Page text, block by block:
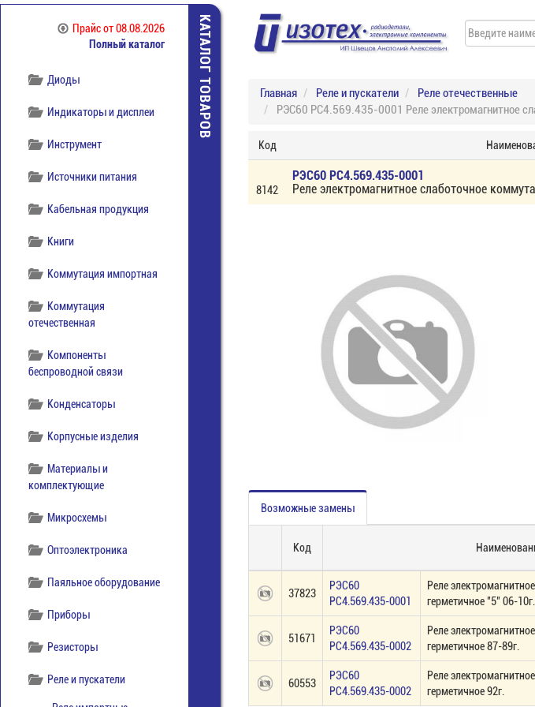
Прайсот 08.08.2026
Полный каталог
Диоды
Индикаторы и дисплеи
Инструмент
Источники питания
Кабельная продукция
Книги
Коммутация импортная
Коммутация
отечественная
Компоненты
беспроводной связи
Конденсаторы
Корпусные изделия
Материалы и
комплектующие
Микросхемы
Оптоэлектроника
Паяльное оборудование
Приборы
Резисторы
Реле и пускатели
КАТАЛОГ ТОВАРОВ Главная Реле и пускатели
Реле отечественные
РЭС60 РС4.569.435-0001 Реле электромагнитное
Код
8142
РЭС60 РС4.569.435-0001
Реле электромагнитное слаботочное
Возможные замены
Код
37823
РЭС60
РС4.569.435-0001
Реле
герметичное "5" 06-10г.
51671
РЭС60
РС4.569.435-0002
Реле
герметичное 87-89г.
60553
РЭС60
РС4.569.435-0002
Реле
герметичное 92г.